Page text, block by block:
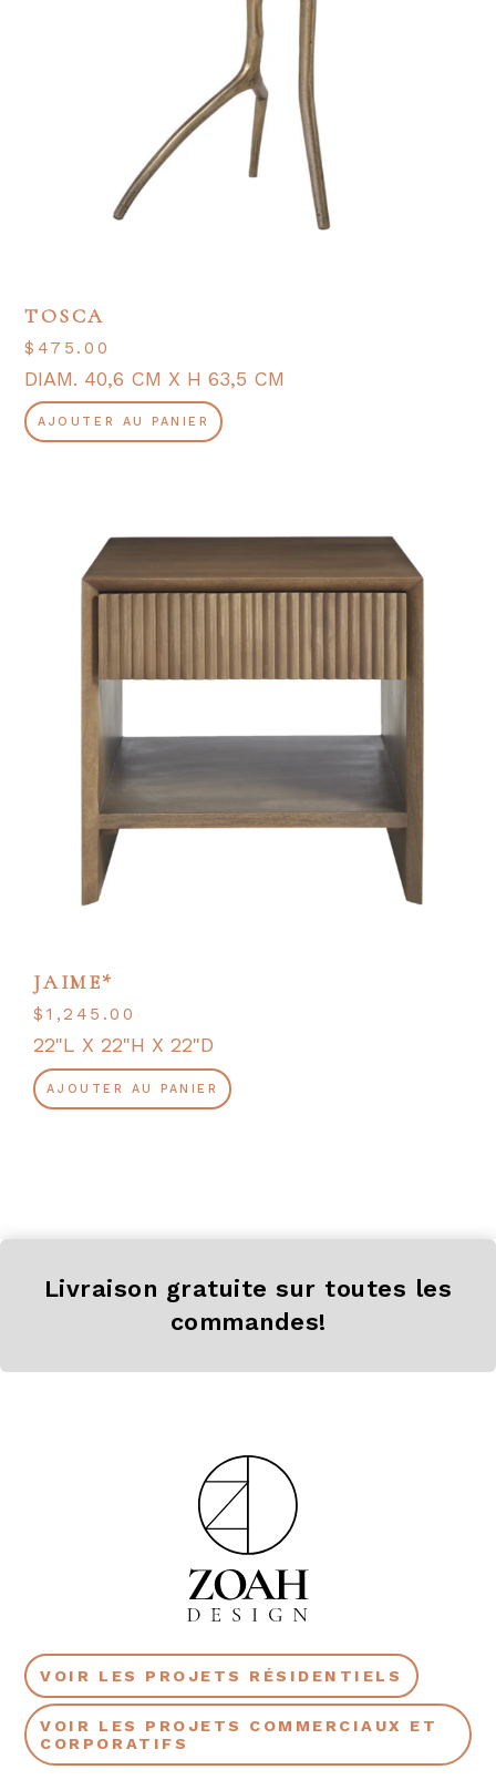
TOSCA
$ 475.00
DIAM. 40,6 CM X H 63,5 CM
AJOUTER AU PANIER
JAIME*
$1,245.00
22"L X 22"H X 22"D
AJOUTER AU PANIER
Livraison gratuite sur toutes les
commandes!
VOIR LES PROJETS RÉSIDENTIELS
VOIR LES PROJETS COMMERCIAUX ET
CORPORATIFS